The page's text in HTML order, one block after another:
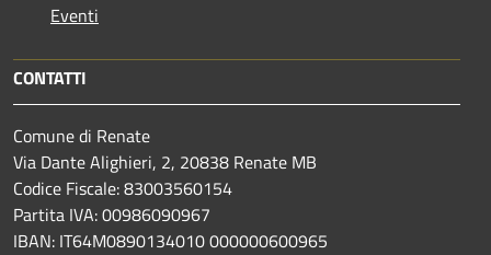
Eventi
CONTATTI
Comune di Renate
Via Dante Alighieri, 2, 20838 Renate MB
Codice Fiscale: 83003560154
Partita IVA: 00986090967
IBAN: IT64M0890134010 000000600965